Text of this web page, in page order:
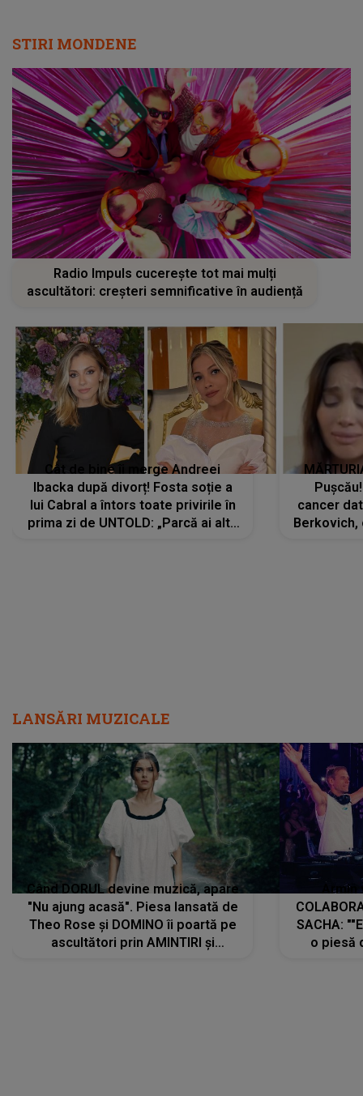
STIRI MONDENE
Radio Impuls cucerește tot mai mulți
ascultători: creșteri semnificative în audiență
Cât de bine îi merge Andreei
Ibacka după divorț! Fosta soție a
lui Cabral a întors toate privirile în
prima zi de UNTOLD: „Parcă ai altă
cancer
LANSĂRI MUZICALE
Când DORUL devine muzică, apare
"Nu ajung acasă". Piesa lansată de
Theo Rose și DOMINO îi poartă pe
ascultători prin AMINTIRI și
SACHA:
o piesă